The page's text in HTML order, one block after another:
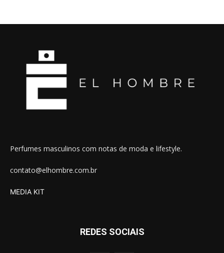
Perfumes masculinos com notas de moda e lifestyle.
contato@elhombre.com.br
MEDIA KIT
REDES SOCIAIS